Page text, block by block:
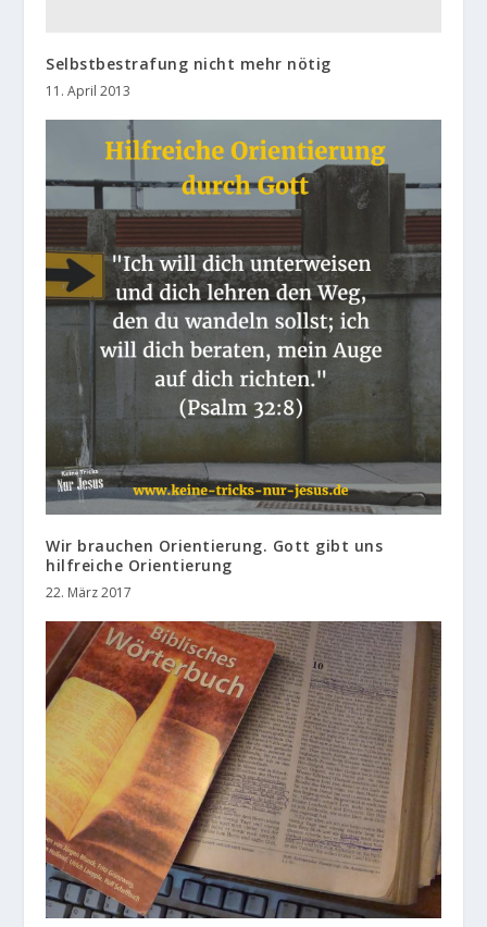
Selbstbestrafung nicht mehr nötig
11. April 2013
Wir brauchen Orientierung. Gott gibt uns
hilfreiche Orientierung
22. März 2017